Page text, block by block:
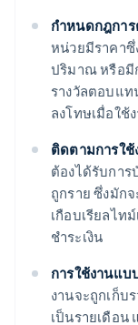
กำหนดกฎการ
หน่วยมีราคาซึ่
ปริมาณ หรือมี
รางวัลตอบแท
ลงโทษเมื่อใช้
ติดตามการใช้
ต้องได้รับการ
ถูกราย ซึ่งมัก
เกือบเรียลไท
ชำระเงิน
การใช้งานแบ
งานจะถูกเก็บ
เป็นรายเดือน